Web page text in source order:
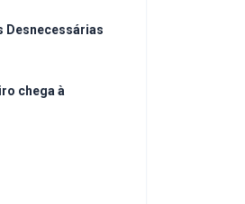
Desnecessárias
chega à